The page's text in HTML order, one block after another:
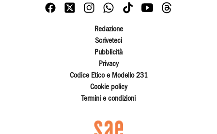
Redazione
Scriveteci
Pubblicità
Privacy
Codice Etico e Modello 231
Cookie policy
Termini e condizioni